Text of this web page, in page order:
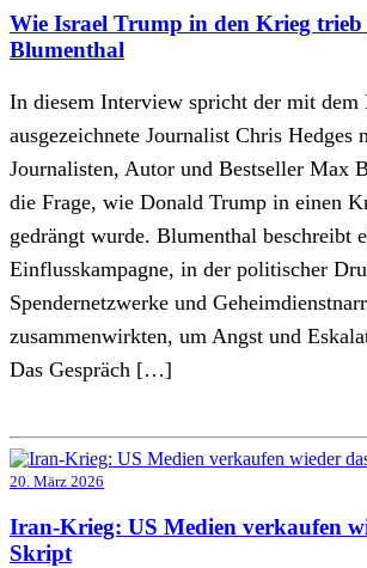
Wie Israel Trump in den Krieg trieb
Blumenthal
In diesem Interview spricht der mit dem
ausgezeichnete Journalist Chris Hedges
Journalisten, Autor und Bestseller Max
die Frage, wie Donald Trump in einen
gedrängt wurde. Blumenthal beschreibt
Einflusskampagne, in der politischer
Spendernetzwerke und
zusammenwirkten, um Angst und
Das Gespräch […]
20. März 2026
Iran-Krieg: US Medien verkaufen
Skript